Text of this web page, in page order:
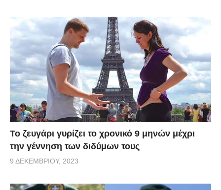
Το ζευγάρι γυρίζει το χρονικό 9 μηνών μέχρι
την γέννηση των διδύμων τους
9 ΔΕΚΕΜΒΡΊΟΥ, 2023